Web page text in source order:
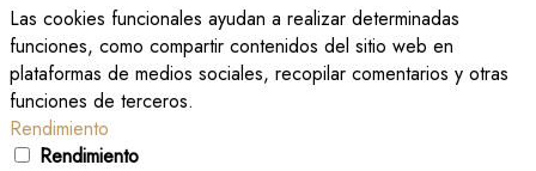
Las cookies funcionales ayudan a realizar determinadas
funciones, como compartir contenidos del sitio web en
plataformas de medios sociales, recopilar comentarios y otras
funciones de terceros.
Rendimiento
Rendimiento